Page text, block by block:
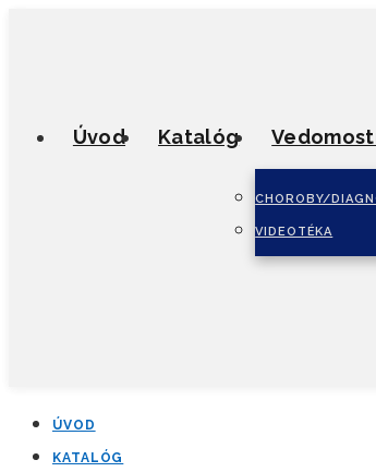
Úvod Katalóg
CHOROBY/
VIDEOTÉKA
ÚVOD
KATALÓG